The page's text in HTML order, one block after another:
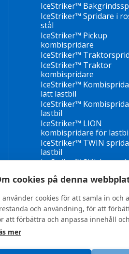
IceStriker™
IceStriker™ Spridare i
stål
IceStriker™ Pickup
kombispridare
IceStriker™
IceStriker™ Traktor
kombispridare
IceStriker™
lätt lastbil
IceStriker™
lastbil
IceStriker™ LION
kombispridare för
IceStriker™ TWIN
lastbil
IceStriker™
Bogserbara spridare
Nya
cookies på denna
använder cookies för att samla in
och användning, för att
att förbättra och anpassa innehåll
mer